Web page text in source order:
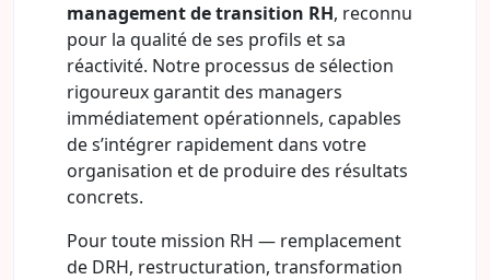
management de transition RH, reconnu
pour la qualité de ses profils et sa
réactivité. Notre processus de sélection
rigoureux garantit des managers
immédiatement opérationnels, capables
de s’intégrer rapidement dans votre
organisation et de produire des résultats
concrets.
Pour toute mission RH — remplacement
de DRH, restructuration, transformation